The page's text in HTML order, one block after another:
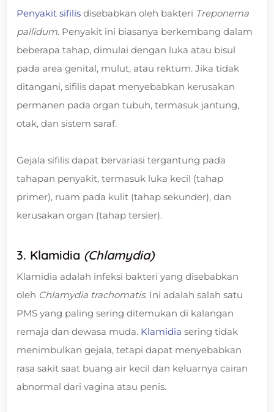
Penyakit sifilis disebabkan oleh bakteri Treponema
pallidum. Penyakit ini biasanya berkembang dalam
beberapa tahap, dimulai dengan luka atau bisul
pada area genital, mulut, atau rektum. Jika tidak
ditangani, sifilis dapat menyebabkan kerusakan
permanen pada organ tubuh, termasuk jantung,
otak, dan sistem saraf.
Gejala sifilis dapat bervariasi tergantung pada
tahapan penyakit, termasuk luka kecil (tahap
primer), ruam pada kulit (tahap sekunder), dan
kerusakan organ (tahap tersier).
3. Klamidia (Chlamydia)
Klamidia adalah infeksi bakteri yang disebabkan
oleh Chlamydia trachomatis. Ini adalah salah satu
PMS yang paling sering ditemukan di kalangan
remaja dan dewasa muda. Klamidia sering tidak
menimbulkan gejala, tetapi dapat menyebabkan
rasa sakit saat buang air kecil dan keluarnya cairan
abnormal dari vagina atau penis.